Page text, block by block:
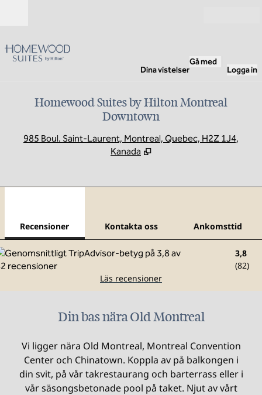
Dina vistelser
Gå med
Logga in
Homewood Suites by Hilton Montreal
Downtown
985 Boul. Saint-Laurent, Montreal, Quebec, H2Z 1J4,
Kanada
Recensioner Kontakta oss Ankomsttid
3,8
(82)
Läs recensioner
Din bas nära Old Montreal
Vi ligger nära Old Montreal, Montreal Convention
Center och Chinatown. Koppla av på balkongen i
din svit, på vår takrestaurang och barterrass eller i
vår säsongsbetonade pool på taket. Njut av vårt